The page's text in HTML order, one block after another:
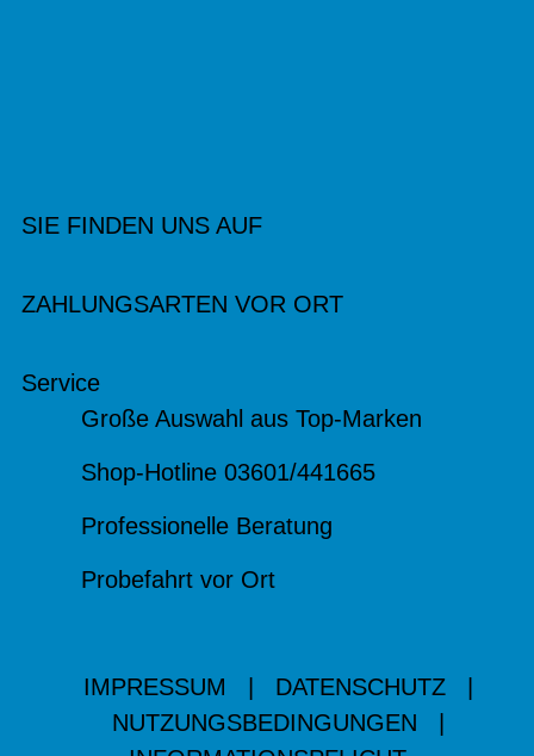
SIE FINDEN UNS AUF
ZAHLUNGSARTEN VOR ORT
Service
Große Auswahl aus Top-Marken
Shop-Hotline 03601/441665
Professionelle Beratung
Probefahrt vor Ort
IMPRESSUM DATENSCHUTZ
NUTZUNGSBEDINGUNGEN